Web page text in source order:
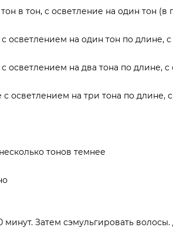
в тон, с осветление на один тон
осветлением на один тон по длине,
осветлением на два тона по длине,
осветлением на три тона по длине,
тонов темнее
Затем сэмульгировать